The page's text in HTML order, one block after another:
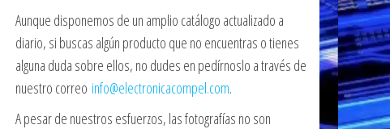
Aunque disponemos de un amplio catálogo actualizado a
diario, si buscas algún producto que no encuentras o tienes
alguna duda sobre ellos, no dudes en pedírnoslo a través de
nuestro correo info@electronicacompel.com.
A pesar de nuestros esfuerzos, las fotografías no son